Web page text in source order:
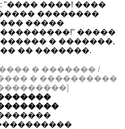
����! ����
��������
�����
�����
� �������,
�� �������.
� ������� /
� ����������